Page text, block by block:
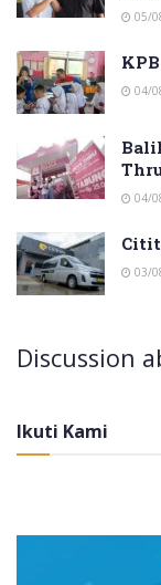
05/
04/
04/
03/
Discussion
Ikuti Kami